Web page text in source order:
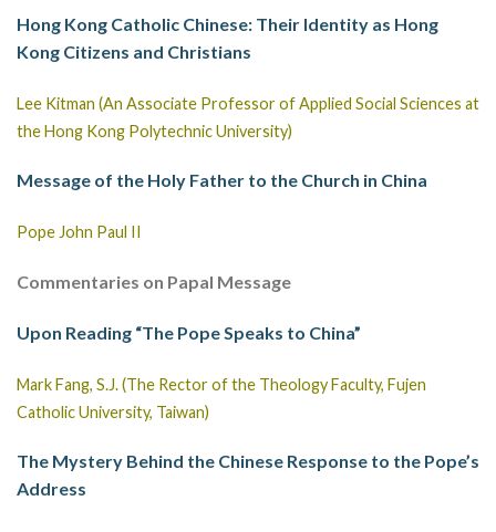
Hong Kong Catholic Chinese: Their Identity as Hong
Kong Citizens and Christians
Lee Kitman (An Associate Professor of Applied Social Sciences at
the Hong Kong Polytechnic University)
Message of the Holy Father to the Church in China
Pope John Paul II
Commentaries on Papal Message
Upon Reading “The Pope Speaks to China”
Mark Fang, S.J. (The Rector of the Theology Faculty, Fujen
Catholic University, Taiwan)
The Mystery Behind the Chinese Response to the Pope’s
Address